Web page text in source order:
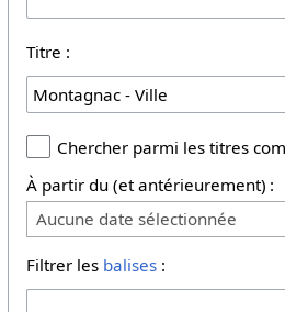
Titre :
Chercher parmi les titres
À partir du (et antérieurement) :
Aucune date sélectionnée
Filtrer les balises: